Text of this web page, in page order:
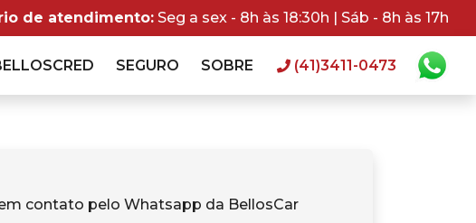
de atendimento: Seg a sex - 8h às 18:30h | Sáb - 8h às 17h
SEGURO SOBRE (41)3411-0473
contato pelo Whatsapp da BellosCar